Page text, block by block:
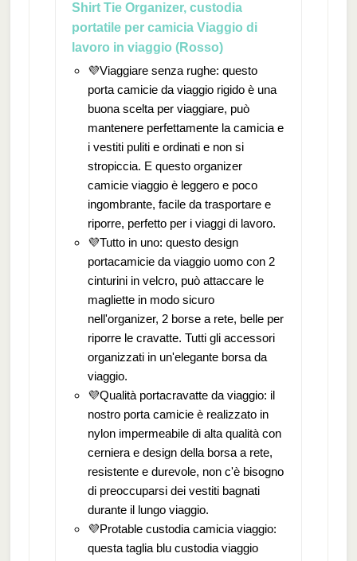
Shirt Tie Organizer, custodia
portatile per camicia Viaggio di
lavoro in viaggio (Rosso)
💜Viaggiare senza rughe: questo
porta camicie da viaggio rigido è una
buona scelta per viaggiare, può
mantenere perfettamente la camicia e
i vestiti puliti e ordinati e non si
stropiccia. E questo organizer
camicie viaggio è leggero e poco
ingombrante, facile da trasportare e
riporre, perfetto per i viaggi di lavoro.
💜Tutto in uno: questo design
portacamicie da viaggio uomo con 2
cinturini in velcro, può attaccare le
magliette in modo sicuro
nell'organizer, 2 borse a rete, belle per
riporre le cravatte. Tutti gli accessori
organizzati in un'elegante borsa da
viaggio.
💜Qualità portacravatte da viaggio: il
nostro porta camicie è realizzato in
nylon impermeabile di alta qualità con
cerniera e design della borsa a rete,
resistente e durevole, non c'è bisogno
di preoccuparsi dei vestiti bagnati
durante il lungo viaggio.
💜Protable custodia camicia viaggio:
questa taglia blu custodia viaggio